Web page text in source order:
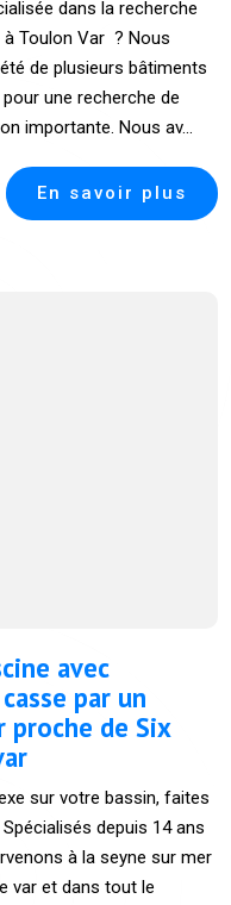
dans la recherche
Toulon Var ? Nous
de plusieurs bâtiments
une recherche de
importante. Nous av...
En savoir plus
avec
par un
proche de Six
sur votre bassin, faites
depuis 14 ans
à la seyne sur mer
var et dans tout le